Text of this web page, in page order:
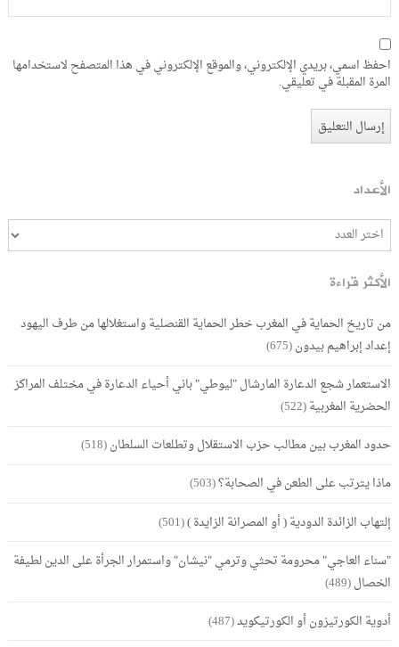
احفظ اسمي، بريدي الإلكتروني، والموقع الإلكتروني في هذا المتصفح لاستخدامها
المرة المقبلة في تعليقي.
الأعداد
الأكثر قراءة
من تاريخ الحماية في المغرب خطر الحماية القنصلية واستغلالها من طرف اليهود
إعداد إبراهيم بيدون(675)
الاستعمار شجع الدعارة المارشال "ليوطي" باني أحياء الدعارة في مختلف المراكز
الحضرية المغربية(522)
حدود المغرب بين مطالب حزب الاستقلال وتطلعات السلطان(518)
ماذا يترتب على الطعن في الصحابة؟(503)
إلتهاب الزائدة الدودية ( أو المصرانة الزايدة )(501)
"سناء العاجي" محرومة تحثي وترمي "نيشان" واستمرار الجرأة على الدين لطيفة
الخصال(489)
أدوية الكورتيزون أو الكورتيكويد(487)